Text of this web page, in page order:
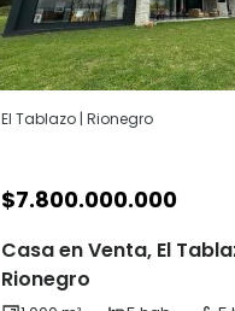
El Tablazo | Rionegro
$7.800.000.000
Casa en Venta, El
Rionegro